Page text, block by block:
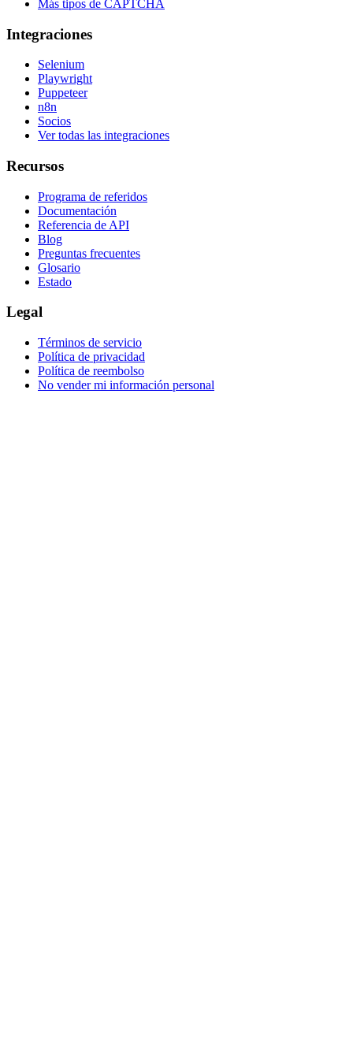
Más tipos de CAPTCHA
Integraciones
Selenium
Playwright
Puppeteer
n8n
Socios
Ver todas las integraciones
Recursos
Programa de referidos
Documentación
Referencia de API
Blog
Preguntas frecuentes
Glosario
Estado
Legal
Términos de servicio
Política de privacidad
Política de reembolso
No vender mi información personal